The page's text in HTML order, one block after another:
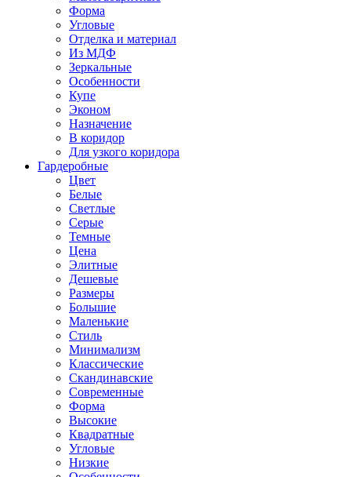
Форма
Угловые
Отделка и материал
Из МДФ
Зеркальные
Особенности
Купе
Эконом
Назначение
В коридор
Для узкого коридора
Гардеробные
Цвет
Белые
Светлые
Серые
Темные
Цена
Элитные
Дешевые
Размеры
Большие
Маленькие
Стиль
Минимализм
Классические
Скандинавские
Современные
Форма
Высокие
Квадратные
Угловые
Низкие